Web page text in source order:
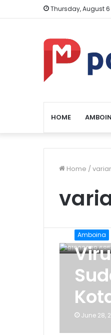
Thursday, August 6
HOME
Home /
Amboina
June 28,